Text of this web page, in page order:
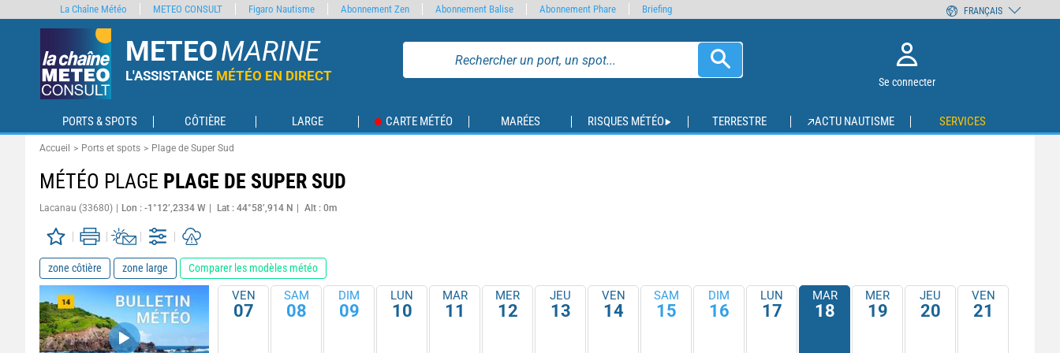
METEOMARINE
L'ASSISTANCE MÉTÉO EN DIRECT Se connecter
PORTS & SPOTS CÔTIÈRE LARGE CARTE MÉTÉO MARÉES RISQUES MÉTÉO TERRESTRE ACTU NAUTISME SERVICES
Accueil Ports et spots Plage de Super Sud
MÉTÉO PLAGE PLAGE DE SUPER SUD
Lacanau (33680) Lon : -1°12’,2334 W Lat : 44°58’,914 N Alt : 0m
zone côtière zone large Comparer les modèles météo
VEN
07
SAM
08
DIM
09
LUN
10
MAR
11
MER
12
JEU
13
VEN
14
SAM
15
DIM
16
LUN
17
MAR
18
MER
19
JEU
20
VEN
21
La Chaîne Météo METEO CONSULT Figaro Nautisme Abonnement Zen Abonnement Balise Abonnement Phare Briefing FRANÇAIS